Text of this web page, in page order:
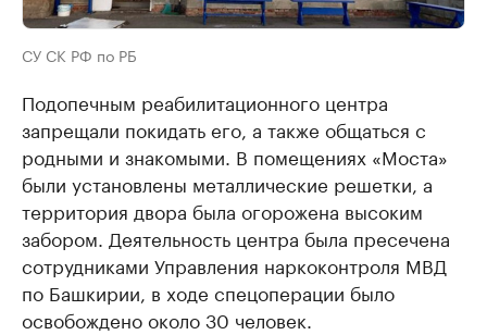
СУ СК РФ по РБ
Подопечным реабилитационного центра
запрещали покидать его, а также общаться с
родными и знакомыми. В помещениях «Моста»
были установлены металлические решетки, а
территория двора была огорожена высоким
забором. Деятельность центра была пресечена
сотрудниками Управления наркоконтроля МВД
по Башкирии, в ходе спецоперации было
освобождено около 30 человек.